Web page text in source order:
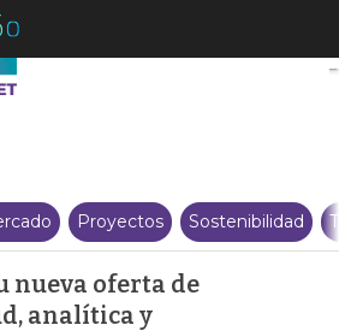
IBM presenta su nueva oferta
Proyectos Sostenibilidad
nueva oferta de
analítica y